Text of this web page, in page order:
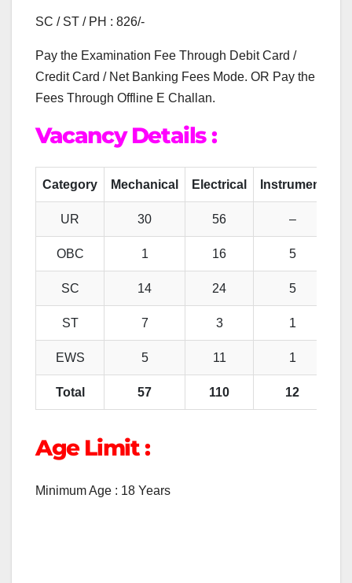
SC / ST / PH : 826/-
Pay the Examination Fee Through Debit Card /
Credit Card / Net Banking Fees Mode. OR Pay the
Fees Through Offline E Challan.
Vacancy Details :
Category Mechanical Electrical Instrument
UR 30 56 –
OBC 1 16 5
SC 14 24 5
ST 7 3 1
EWS 5 11 1
Total 57 110 12
Age Limit :
Minimum Age : 18 Years